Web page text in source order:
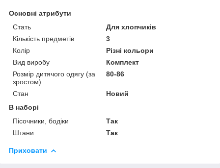
Основні атрибути
Стать
Для хлопчиків
Кількість предметів
3
Колір
Різні кольори
Вид виробу
Комплект
Розмір дитячого одягу (за
зростом)
80-86
Стан
Новий
В наборі
Пісочники, бодіки
Так
Штани
Так
Приховати